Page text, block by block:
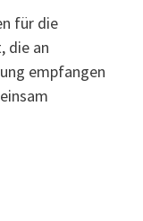
für die
die an
empfangen